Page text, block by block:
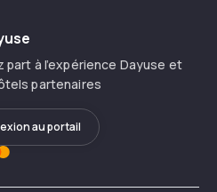
à l’expérience Dayuse et
partenaires
au portail